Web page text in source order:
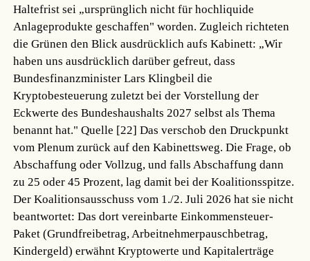
Haltefrist sei „ursprünglich nicht für hochliquide
Anlageprodukte geschaffen" worden. Zugleich richteten
die Grünen den Blick ausdrücklich aufs Kabinett: „Wir
haben uns ausdrücklich darüber gefreut, dass
Bundesfinanzminister Lars Klingbeil die
Kryptobesteuerung zuletzt bei der Vorstellung der
Eckwerte des Bundeshaushalts 2027 selbst als Thema
benannt hat."Quelle [22] Das verschob den Druckpunkt
vom Plenum zurück auf den Kabinettsweg. Die Frage, ob
Abschaffung oder Vollzug, und falls Abschaffung dann
zu 25 oder 45 Prozent, lag damit bei der Koalitionsspitze.
Der Koalitionsausschuss vom 1./2. Juli 2026 hat sie nicht
beantwortet: Das dort vereinbarte Einkommensteuer-
Paket (Grundfreibetrag, Arbeitnehmerpauschbetrag,
Kindergeld) erwähnt Kryptowerte und Kapitalerträge